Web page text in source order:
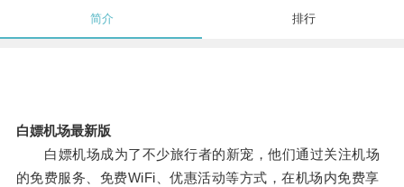
简介 排行
白嫖机场最新版
白嫖机场成为了不少旅行者的新宠，他们通过关注机场
的免费服务、免费WiFi、优惠活动等方式，在机场内免费享